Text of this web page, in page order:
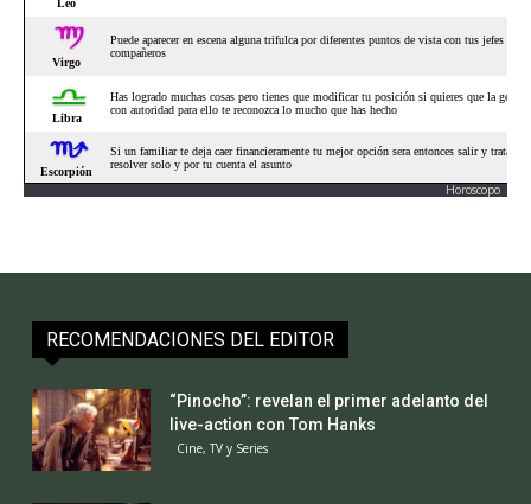
Horoscopo
RECOMENDACIONES DEL EDITOR
“Pinocho”: revelan el primer adelanto del
live-action con Tom Hanks
Cine, TV y Series